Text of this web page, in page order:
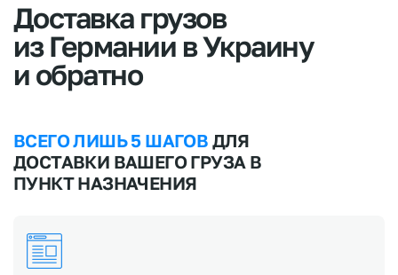
Доставка грузов
из Германии вУкраину
и обратно
ВСЕГО ЛИШЬ 5 ШАГОВ ДЛЯ
ДОСТАВКИ ВАШЕГО ГРУЗА В
ПУНКТ НАЗНАЧЕНИЯ